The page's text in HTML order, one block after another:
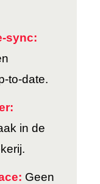
sync:
to-date.
in de
Geen